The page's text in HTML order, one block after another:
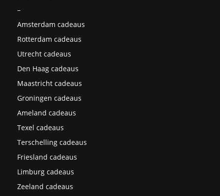
–
Amsterdam cadeaus
Rotterdam cadeaus
Utrecht cadeaus
Den Haag cadeaus
Maastricht cadeaus
Groningen cadeaus
Ameland cadeaus
Texel cadeaus
Terschelling cadeaus
Friesland cadeaus
Limburg cadeaus
Zeeland cadeaus